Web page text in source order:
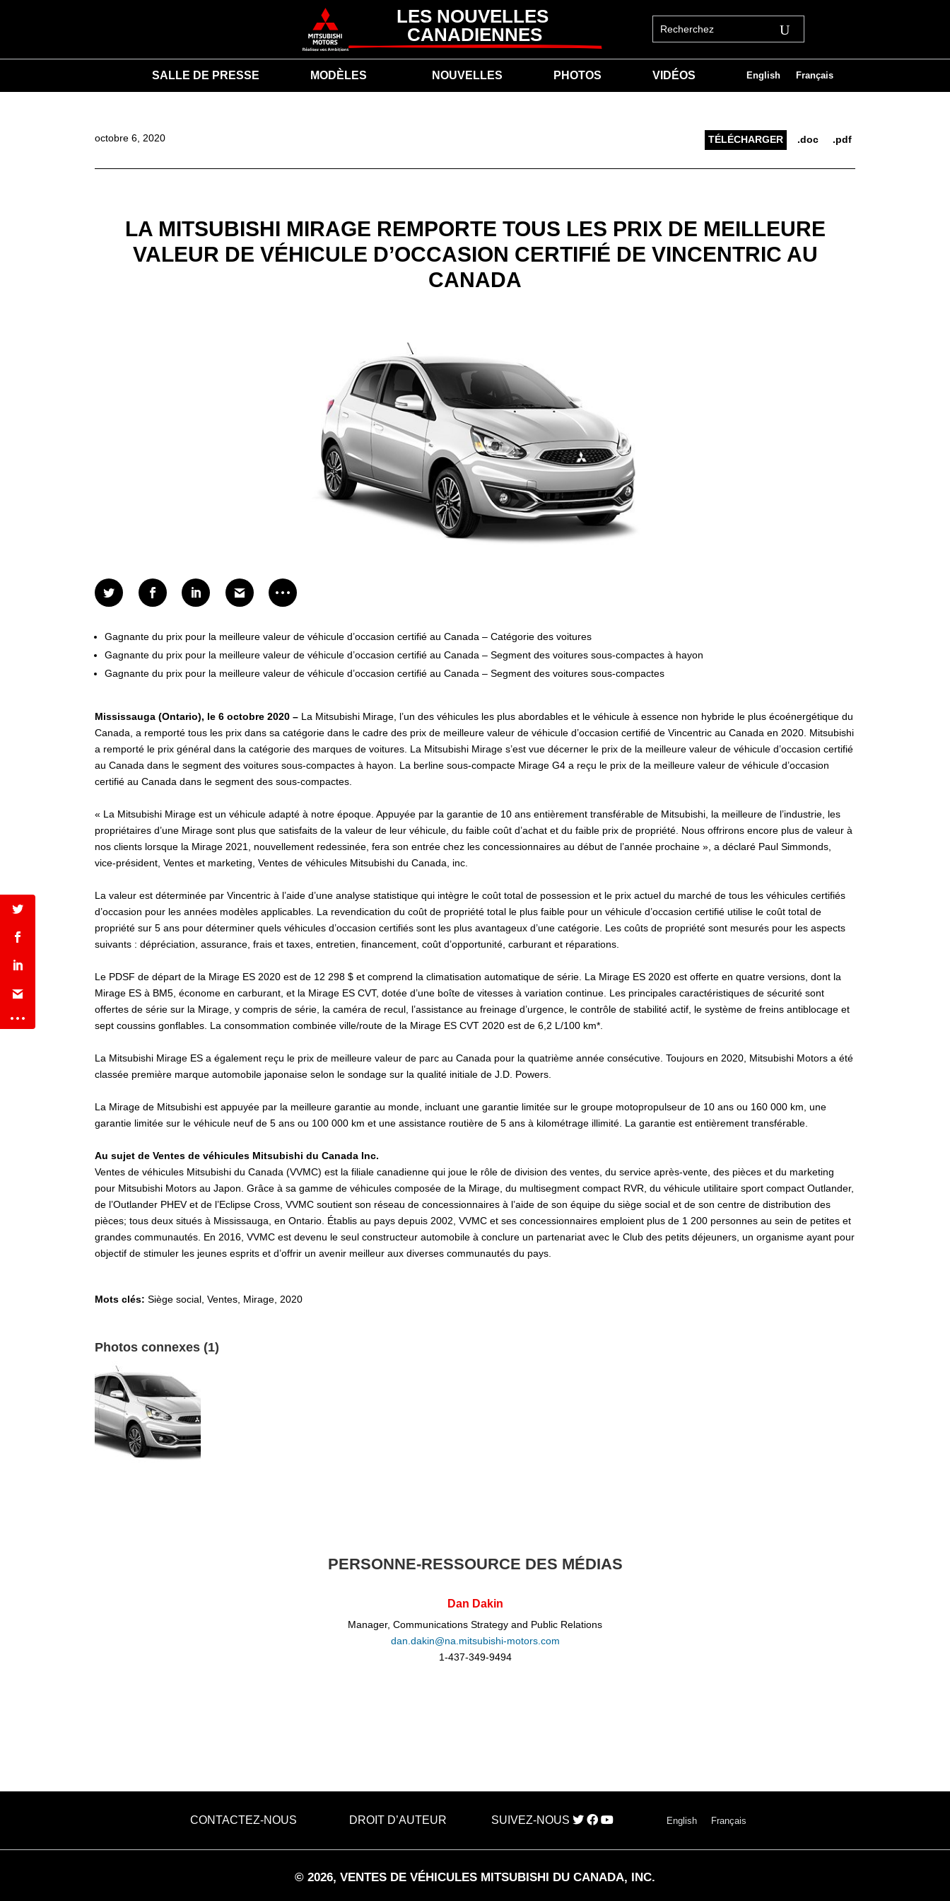
LES NOUVELLES
CANADIENNES
SALLE DE PRESSE MODÈLES NOUVELLES PHOTOS VIDÉOS English Français
octobre 6, 2020 TÉLÉCHARGER .doc .pdf
LA MITSUBISHI MIRAGE REMPORTE TOUS LES PRIX DE MEILLEURE
VALEUR DE VÉHICULE D’OCCASION CERTIFIÉ DE VINCENTRIC AU
CANADA
Gagnante du prix pour la meilleure valeur de véhicule d’occasion certifié au Canada – Catégorie des voitures
Gagnante du prix pour la meilleure valeur de véhicule d’occasion certifié au Canada – Segment des voitures sous-compactes à hayon
Gagnante du prix pour la meilleure valeur de véhicule d’occasion certifié au Canada – Segment des voitures sous-compactes
Mississauga (Ontario), le 6 octobre 2020 – La Mitsubishi Mirage, l’un des véhicules les plus abordables et le véhicule à essence non hybride le plus écoénergétique du
Canada, a remporté tous les prix dans sa catégorie dans le cadre des prix de meilleure valeur de véhicule d’occasion certifié de Vincentric au Canada en 2020. Mitsubishi
a remporté le prix général dans la catégorie des marques de voitures. La Mitsubishi Mirage s’est vue décerner le prix de la meilleure valeur de véhicule d’occasion certifié
au Canada dans le segment des voitures sous-compactes à hayon. La berline sous-compacte Mirage G4 a reçu le prix de la meilleure valeur de véhicule d’occasion
certifié au Canada dans le segment des sous-compactes.
« La Mitsubishi Mirage est un véhicule adapté à notre époque. Appuyée par la garantie de 10 ans entièrement transférable de Mitsubishi, la meilleure de l’industrie, les
propriétaires d’une Mirage sont plus que satisfaits de la valeur de leur véhicule, du faible coût d’achat et du faible prix de propriété. Nous offrirons encore plus de valeur à
nos clients lorsque la Mirage 2021, nouvellement redessinée, fera son entrée chez les concessionnaires au début de l’année prochaine », a déclaré Paul Simmonds,
vice-président, Ventes et marketing, Ventes de véhicules Mitsubishi du Canada, inc.
La valeur est déterminée par Vincentric à l’aide d’une analyse statistique qui intègre le coût total de possession et le prix actuel du marché de tous les véhicules certifiés
d’occasion pour les années modèles applicables. La revendication du coût de propriété total le plus faible pour un véhicule d’occasion certifié utilise le coût total de
propriété sur 5 ans pour déterminer quels véhicules d’occasion certifiés sont les plus avantageux d’une catégorie. Les coûts de propriété sont mesurés pour les aspects
suivants : dépréciation, assurance, frais et taxes, entretien, financement, coût d’opportunité, carburant et réparations.
Le PDSF de départ de la Mirage ES 2020 est de 12 298 $ et comprend la climatisation automatique de série. La Mirage ES 2020 est offerte en quatre versions, dont la
Mirage ES à BM5, économe en carburant, et la Mirage ES CVT, dotée d’une boîte de vitesses à variation continue. Les principales caractéristiques de sécurité sont
offertes de série sur la Mirage, y compris de série, la caméra de recul, l’assistance au freinage d’urgence, le contrôle de stabilité actif, le système de freins antiblocage et
sept coussins gonflables. La consommation combinée ville/route de la Mirage ES CVT 2020 est de 6,2 L/100 km*.
La Mitsubishi Mirage ES a également reçu le prix de meilleure valeur de parc au Canada pour la quatrième année consécutive. Toujours en 2020, Mitsubishi Motors a été
classée première marque automobile japonaise selon le sondage sur la qualité initiale de J.D. Powers.
La Mirage de Mitsubishi est appuyée par la meilleure garantie au monde, incluant une garantie limitée sur le groupe motopropulseur de 10 ans ou 160 000 km, une
garantie limitée sur le véhicule neuf de 5 ans ou 100 000 km et une assistance routière de 5 ans à kilométrage illimité. La garantie est entièrement transférable.
Au sujet de Ventes de véhicules Mitsubishi du Canada Inc.
Ventes de véhicules Mitsubishi du Canada (VVMC) est la filiale canadienne qui joue le rôle de division des ventes, du service après-vente, des pièces et du marketing
pour Mitsubishi Motors au Japon. Grâce à sa gamme de véhicules composée de la Mirage, du multisegment compact RVR, du véhicule utilitaire sport compact Outlander,
de l’Outlander PHEV et de l’Eclipse Cross, VVMC soutient son réseau de concessionnaires à l’aide de son équipe du siège social et de son centre de distribution des
pièces; tous deux situés à Mississauga, en Ontario. Établis au pays depuis 2002, VVMC et ses concessionnaires emploient plus de 1 200 personnes au sein de petites et
grandes communautés. En 2016, VVMC est devenu le seul constructeur automobile à conclure un partenariat avec le Club des petits déjeuners, un organisme ayant pour
objectif de stimuler les jeunes esprits et d’offrir un avenir meilleur aux diverses communautés du pays.
Mots clés:Siège social, Ventes Mirage 2020
Photos connexes (1)
PERSONNE-RESSOURCE DES MÉDIAS
Dan Dakin
Manager, Communications Strategy and Public Relations
dan.dakin@na.mitsubishi-motors.com
1-437-349-9494
CONTACTEZ-NOUS DROIT D’AUTEUR SUIVEZ-NOUS English Français
© 2026, VENTES DE VÉHICULES MITSUBISHI DU CANADA, INC.